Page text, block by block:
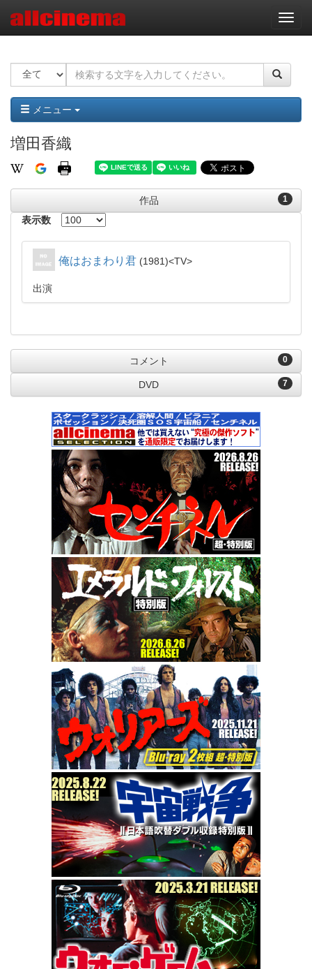
ナ
ビ
ー
ョ
ン
メニュー
増田香織
1
作品
表示数
俺はおまわり君 1981 TV
出演
0
コメント
7
DVD